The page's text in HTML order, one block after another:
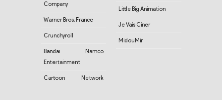
Company
Warner Bros. France
Crunchyroll
Bandai Namco
Entertainment
Cartoon Network
Little Big Animation
Je Vais Ciner
MidouMir